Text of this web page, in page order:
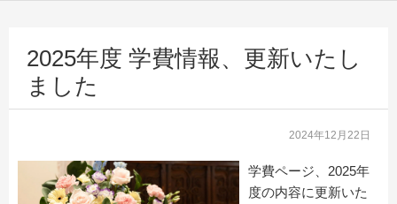
2025年度 学費情報、更新いたし
ました
2024年12月22日
学費ページ、2025年
度の内容に更新いた